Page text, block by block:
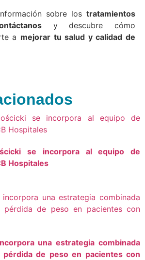
sobre los tratamientos
y descubre cómo
a mejorar tu salud y calidad de
se incorpora al equipo de
Hospitales
una estrategia combinada
pérdida de peso en pacientes con